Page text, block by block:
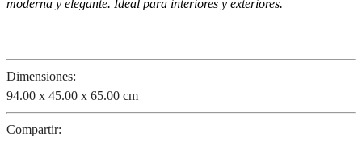
moderna y elegante. Ideal para interiores y exteriores.
Dimensiones:
94.00 x 45.00 x 65.00 cm
Compartir: